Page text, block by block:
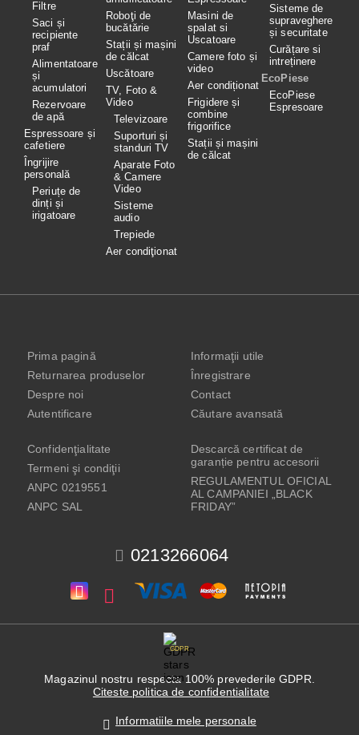
Filtre
Saci și
recipiente
praf
Alimentatoare
și
acumulatori
Rezervoare
de apă
Espressoare și
cafetiere
Îngrijire
personală
Periuțe de
dinți și
irigatoare
Roboţi de
bucătărie
Stații și mașini
de călcat
Uscătoare
TV, Foto &
Video
Televizoare
Suporturi și
standuri TV
Aparate Foto
& Camere
Video
Sisteme
audio
Trepiede
Aer condiţionat
Masini de
spalat si
Uscatoare
Camere foto și
video
Aer condiționat
Frigidere și
combine
frigorifice
Stații și mașini
de călcat
Sisteme de
supraveghere
și securitate
Curățare si
intreținere
EcoPiese
EcoPiese
Espresoare
0213266064
Prima pagină
Returnarea produselor
Despre noi
Autentificare
Informaţii utile
Înregistrare
Contact
Căutare avansată
Confidenţialitate
Termeni şi condiţii
ANPC 0219551
ANPC SAL
Descarcă certificat de
garanție pentru accesorii
REGULAMENTUL OFICIAL
AL CAMPANIEI „BLACK
FRIDAY”
GDPR
Magazinul nostru respecta 100% prevederile GDPR.
Citeste politica de confidentialitate
Informatiile mele personale